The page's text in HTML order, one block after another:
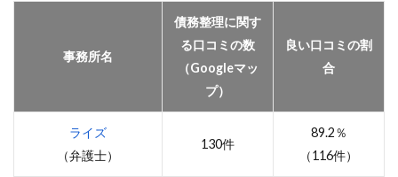
事務所名
債務整理に関す
る口コミの数
（Googleマッ
プ）
良い口コミの割
合
ライズ
（弁護士）
130件
89.2％
（116件）